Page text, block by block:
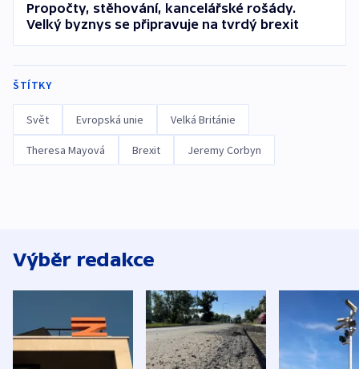
Propočty, stěhování, kancelářské rošády.
Velký byznys se připravuje na tvrdý brexit
ŠTÍTKY
Svět Evropská unie Velká Británie
Theresa Mayová Brexit Jeremy Corbyn
Výběr redakce